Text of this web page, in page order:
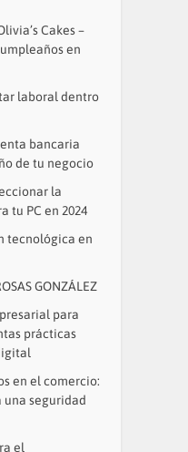
Cakes –
en
laboral dentro
bancaria
de tu negocio
la
tu PC en 2024
tecnológica en
GONZÁLEZ
para
prácticas
en el comercio:
una seguridad
el